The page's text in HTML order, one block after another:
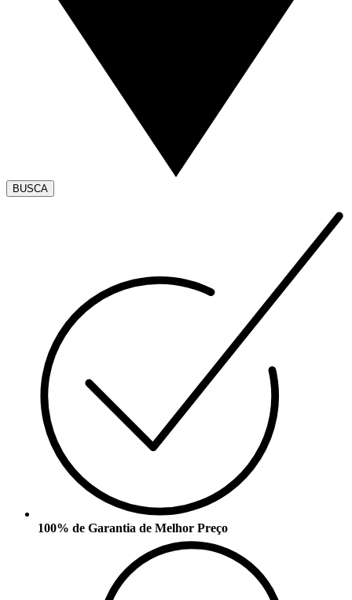
BUSCA
100% de Garantia de Melhor Preço